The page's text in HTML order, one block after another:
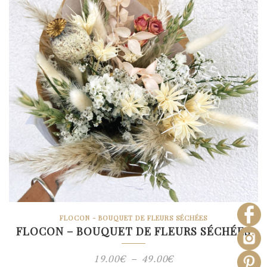
FLOCON - BOUQUET DE FLEURS SÉCHÉES
FLOCON – BOUQUET DE FLEURS SÉCHÉES
19.00€ – 49.00€Plage